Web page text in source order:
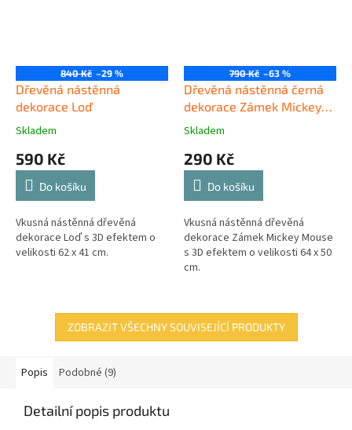
840 Kč –29 %
Dřevěná nástěnná
dekorace Loď
Skladem
590 Kč
Do košíku
Vkusná nástěnná dřevěná
dekorace Loď s 3D efektem o
velikosti 62 x 41 cm.
790 Kč –63 %
Dřevěná nástěnná černá
dekorace Zámek Mickey
Mouse
Skladem
290 Kč
Do košíku
Vkusná nástěnná dřevěná
dekorace Zámek Mickey Mouse
s 3D efektem o velikosti 64 x 50
cm.
ZOBRAZIT VŠECHNY SOUVISEJÍCÍ PRODUKTY
Popis Podobné (9)
Detailní popis produktu